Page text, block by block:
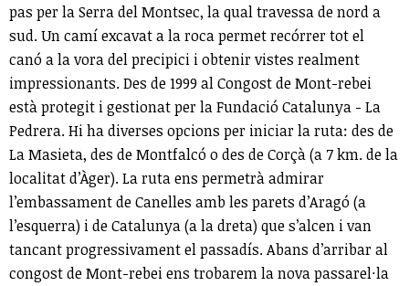
pas per la Serra del Montsec, la qual travessa de nord a
sud. Un camí excavat a la roca permet recórrer tot el
canó a la vora del precipici i obtenir vistes realment
impressionants. Des de 1999 al Congost de Mont-rebei
està protegit i gestionat per la Fundació Catalunya - La
Pedrera. Hi ha diverses opcions per iniciar la ruta: des de
La Masieta, des de Montfalcó o des de Corçà (a 7 km. de la
localitat d’Àger). La ruta ens permetrà admirar
l’embassament de Canelles amb les parets d’Aragó (a
l’esquerra) i de Catalunya (a la dreta) que s’alcen i van
tancant progressivament el passadís. Abans d’arribar al
congost de Mont-rebei ens trobarem la nova passarel·la